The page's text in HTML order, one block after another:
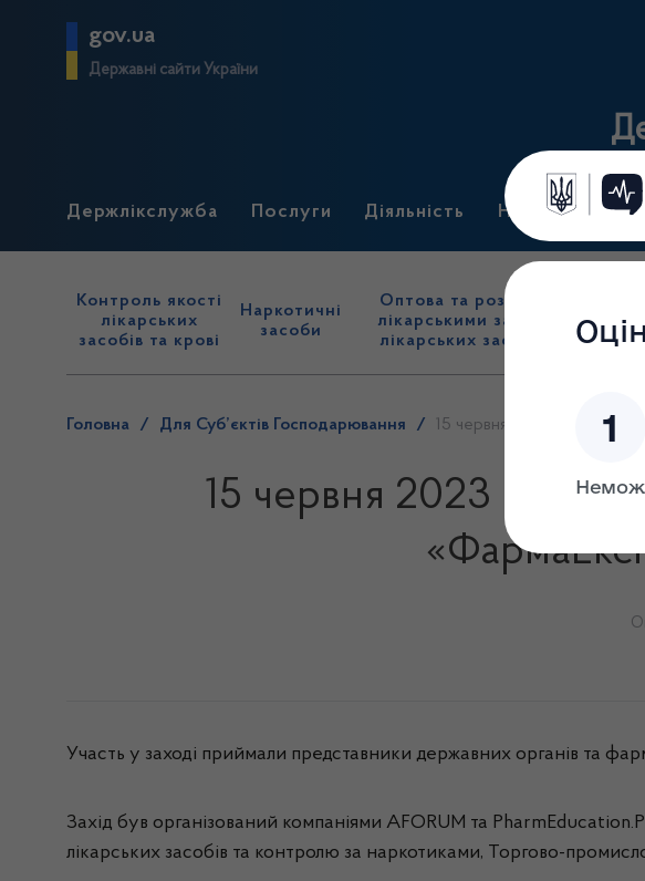
gov.ua
Державні сайти України
Держлікслужба Послуги Діяльність Нормативні
Контроль якості
лікарських
засобів та крові
Наркотичні
засоби
Оптова та роздрібна торгівля
лікарськими засобами, імпорт
лікарських засобів (крім АФІ)
Головна / Для Суб’єктів Господарювання / 15 червня 2023 року
15 червня 2023 року
Участь у заході приймали представники державних органів та
Захід був організований компаніями AFORUM та
лікарських засобів та контролю за наркотиками, Торгово-